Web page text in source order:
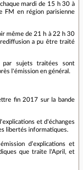
mardi de 15 h 30 à
FM en région parisienne
même de 21 h à 22 h 30
a pu être traité
par sujets traitées sont
l'émission en général.
fin 2017 sur la bande
et d'échanges
libertés informatiques.
d’explications et
que traite l'April, et